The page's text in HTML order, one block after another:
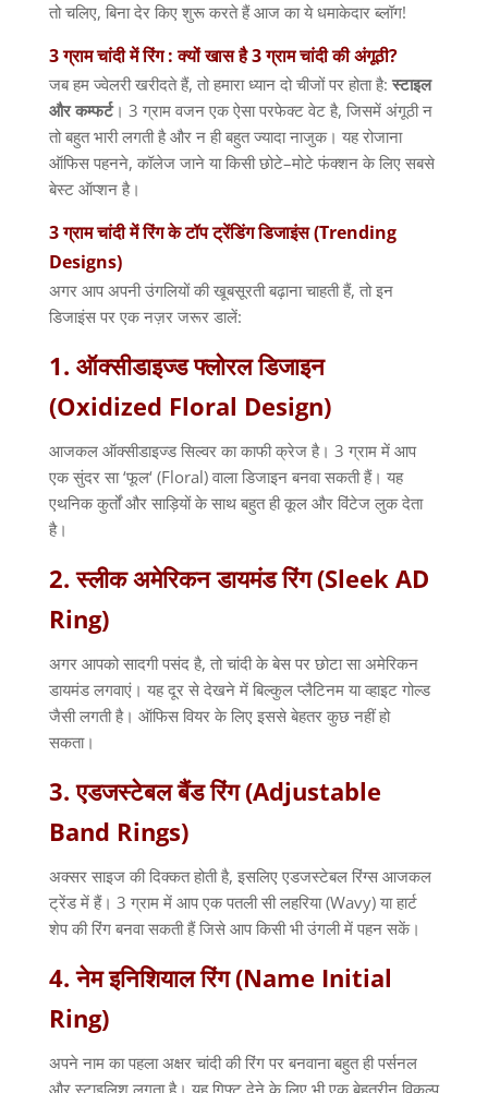
तो चलिए, बिना देर किए शुरू करते हैं आज का ये धमाकेदार ब्लॉग!
3 ग्राम चांदी में रिंग :क्योंखासहै3ग्रामचांदीकीअंगूठी?
जब हम ज्वेलरी खरीदते हैं, तो हमारा ध्यान दो चीजों पर होता है: स्टाइल
और कम्फर्ट। 3 ग्राम वजन एक ऐसा परफेक्ट वेट है, जिसमें अंगूठी न
तो बहुत भारी लगती है और न ही बहुत ज्यादा नाजुक। यह रोजाना
ऑफिस पहनने, कॉलेज जाने या किसी छोटे–मोटे फंक्शन के लिए सबसे
बेस्ट ऑप्शन है।
3ग्रामचांदीमेंरिंगकेटॉपट्रेंडिंगडिजाइंस(Trending
Designs)
अगर आप अपनी उंगलियों की खूबसूरती बढ़ाना चाहती हैं, तो इन
डिजाइंस पर एक नज़र जरूर डालें:
1. ऑक्सीडाइज्ड फ्लोरल डिजाइन
(Oxidized Floral Design)
आजकल ऑक्सीडाइज्ड सिल्वर का काफी क्रेज है। 3 ग्राम में आप
एक सुंदर सा‘फूल‘ (Floral) वाला डिजाइन बनवा सकती हैं। यह
एथनिक कुर्तों और साड़ियों के साथ बहुत ही कूल और विंटेज लुक देता
है।
2.स्लीक अमेरिकन डायमंड रिंग(Sleek AD
Ring)
अगर आपको सादगी पसंद है, तो चांदी के बेस पर छोटा सा अमेरिकन
डायमंड लगवाएं। यह दूर से देखने में बिल्कुल प्लैटिनम या व्हाइट गोल्ड
जैसी लगती है। ऑफिस वियर के लिए इससे बेहतर कुछ नहीं हो
सकता।
3.एडजस्टेबल बैंड रिंग(Adjustable
Band Rings)
अक्सर साइज की दिक्कत होती है, इसलिए एडजस्टेबल रिंग्स आजकल
ट्रेंड में हैं। 3 ग्राम में आप एक पतली सी लहरिया(Wavy) या हार्ट
शेप की रिंग बनवा सकती हैं जिसे आप किसी भी उंगली में पहन सकें।
4.नेम इनिशियाल रिंग(Name Initial
Ring)
अपने नाम का पहला अक्षर चांदी की रिंग पर बनवाना बहुत ही पर्सनल